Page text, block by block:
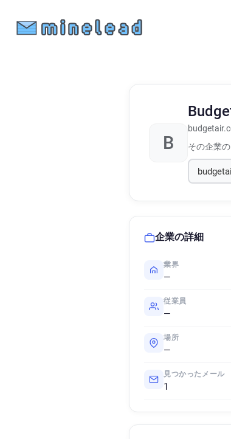
B その企業の
企業の詳細
業界
—
従業員
—
場所
—
見つかったメール
1